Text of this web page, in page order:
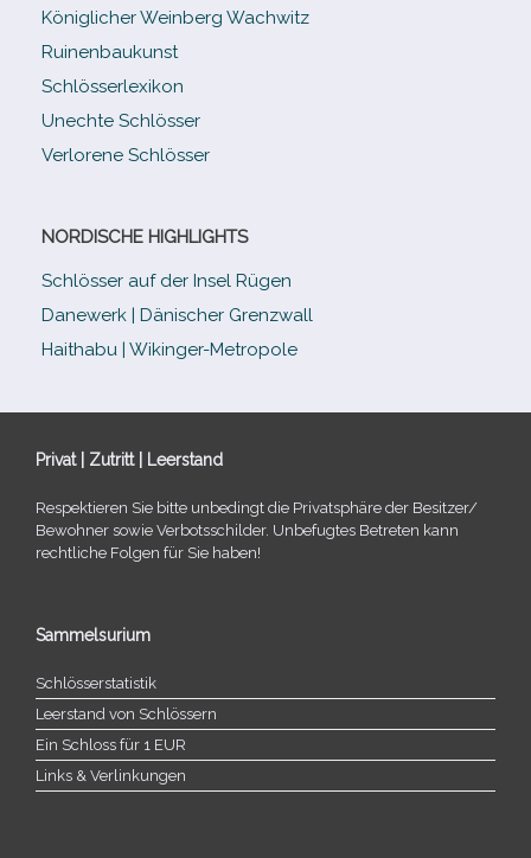
Königlicher Weinberg Wachwitz
Ruinenbaukunst
Schlösserlexikon
Unechte Schlösser
Verlorene Schlösser
NORDISCHE HIGHLIGHTS
Schlösser auf der Insel Rügen
Danewerk | Dänischer Grenzwall
Haithabu | Wikinger-Metropole
Privat | Zutritt | Leerstand
Respektieren Sie bitte unbe­dingt die Privatsphäre der Besitzer/​
Bewohner sowie Verbotsschilder. Unbefugtes Betreten kann
recht­li­che Folgen für Sie haben!
Sammelsurium
Schlösserstatistik
Leerstand von Schlössern
Ein Schloss für 1 EUR
Links & Verlinkungen